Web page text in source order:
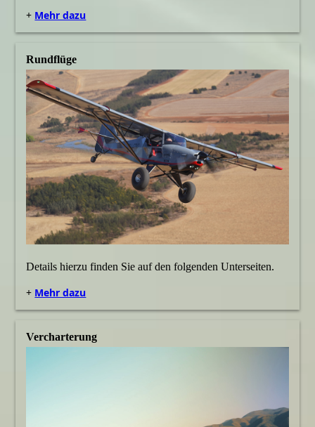
+ Mehr dazu
Rundflüge
Details hierzu finden Sie auf den folgenden Unterseiten.
+ Mehr dazu
Vercharterung